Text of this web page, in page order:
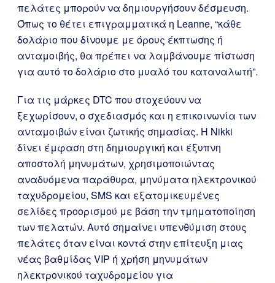
πελάτες μπορούν να δημιουργήσουν δέσμευση.
Όπως το θέτει επιγραμματικά η Leanne, “κάθε
δολάριο που δίνουμε με όρους έκπτωσης ή
ανταμοιβής, θα πρέπει να λαμβάνουμε πίστωση
για αυτό το δολάριο στο μυαλό του καταναλωτή”.
Για τις μάρκες DTC που στοχεύουν να
ξεχωρίσουν, ο σχεδιασμός και η επικοινωνία των
ανταμοιβών είναι ζωτικής σημασίας. Η Nikki
δίνει έμφαση στη δημιουργική και έξυπνη
αποστολή μηνυμάτων, χρησιμοποιώντας
αναδυόμενα παράθυρα, μηνύματα ηλεκτρονικού
ταχυδρομείου, SMS και εξατομικευμένες
σελίδες προορισμού με βάση την τμηματοποίηση
των πελατών. Αυτό σημαίνει υπενθύμιση στους
πελάτες όταν είναι κοντά στην επίτευξη μιας
νέας βαθμίδας VIP ή χρήση μηνυμάτων
ηλεκτρονικού ταχυδρομείου για